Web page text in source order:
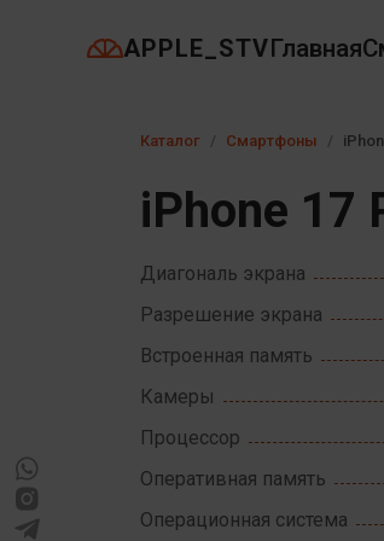
APPLE_STVГлавная
Каталог Смартфоны
iPhone 17
Диагональ экрана
Разрешение экрана
Встроенная память
Камеры
Процессор
Оперативная память
Операционная система